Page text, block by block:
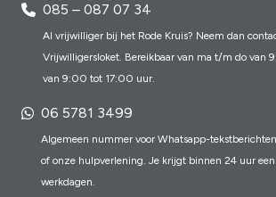
085 – 087 07 34
Al vrijwilliger bij het Rode Kruis? Neem dan
Vrijwilligersloket. Bereikbaar van ma t/m do
van 9:00 tot 17:00 uur.
06 5781 3499
Algemeen nummer voor Whatsapp-
of onze hulpverlening. Je krijgt binnen 24 uur
werkdagen.